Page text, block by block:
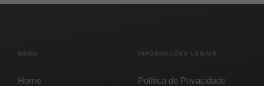
MENU
Home
INFORMAÇÕES LEGAIS
Política de Privacidade